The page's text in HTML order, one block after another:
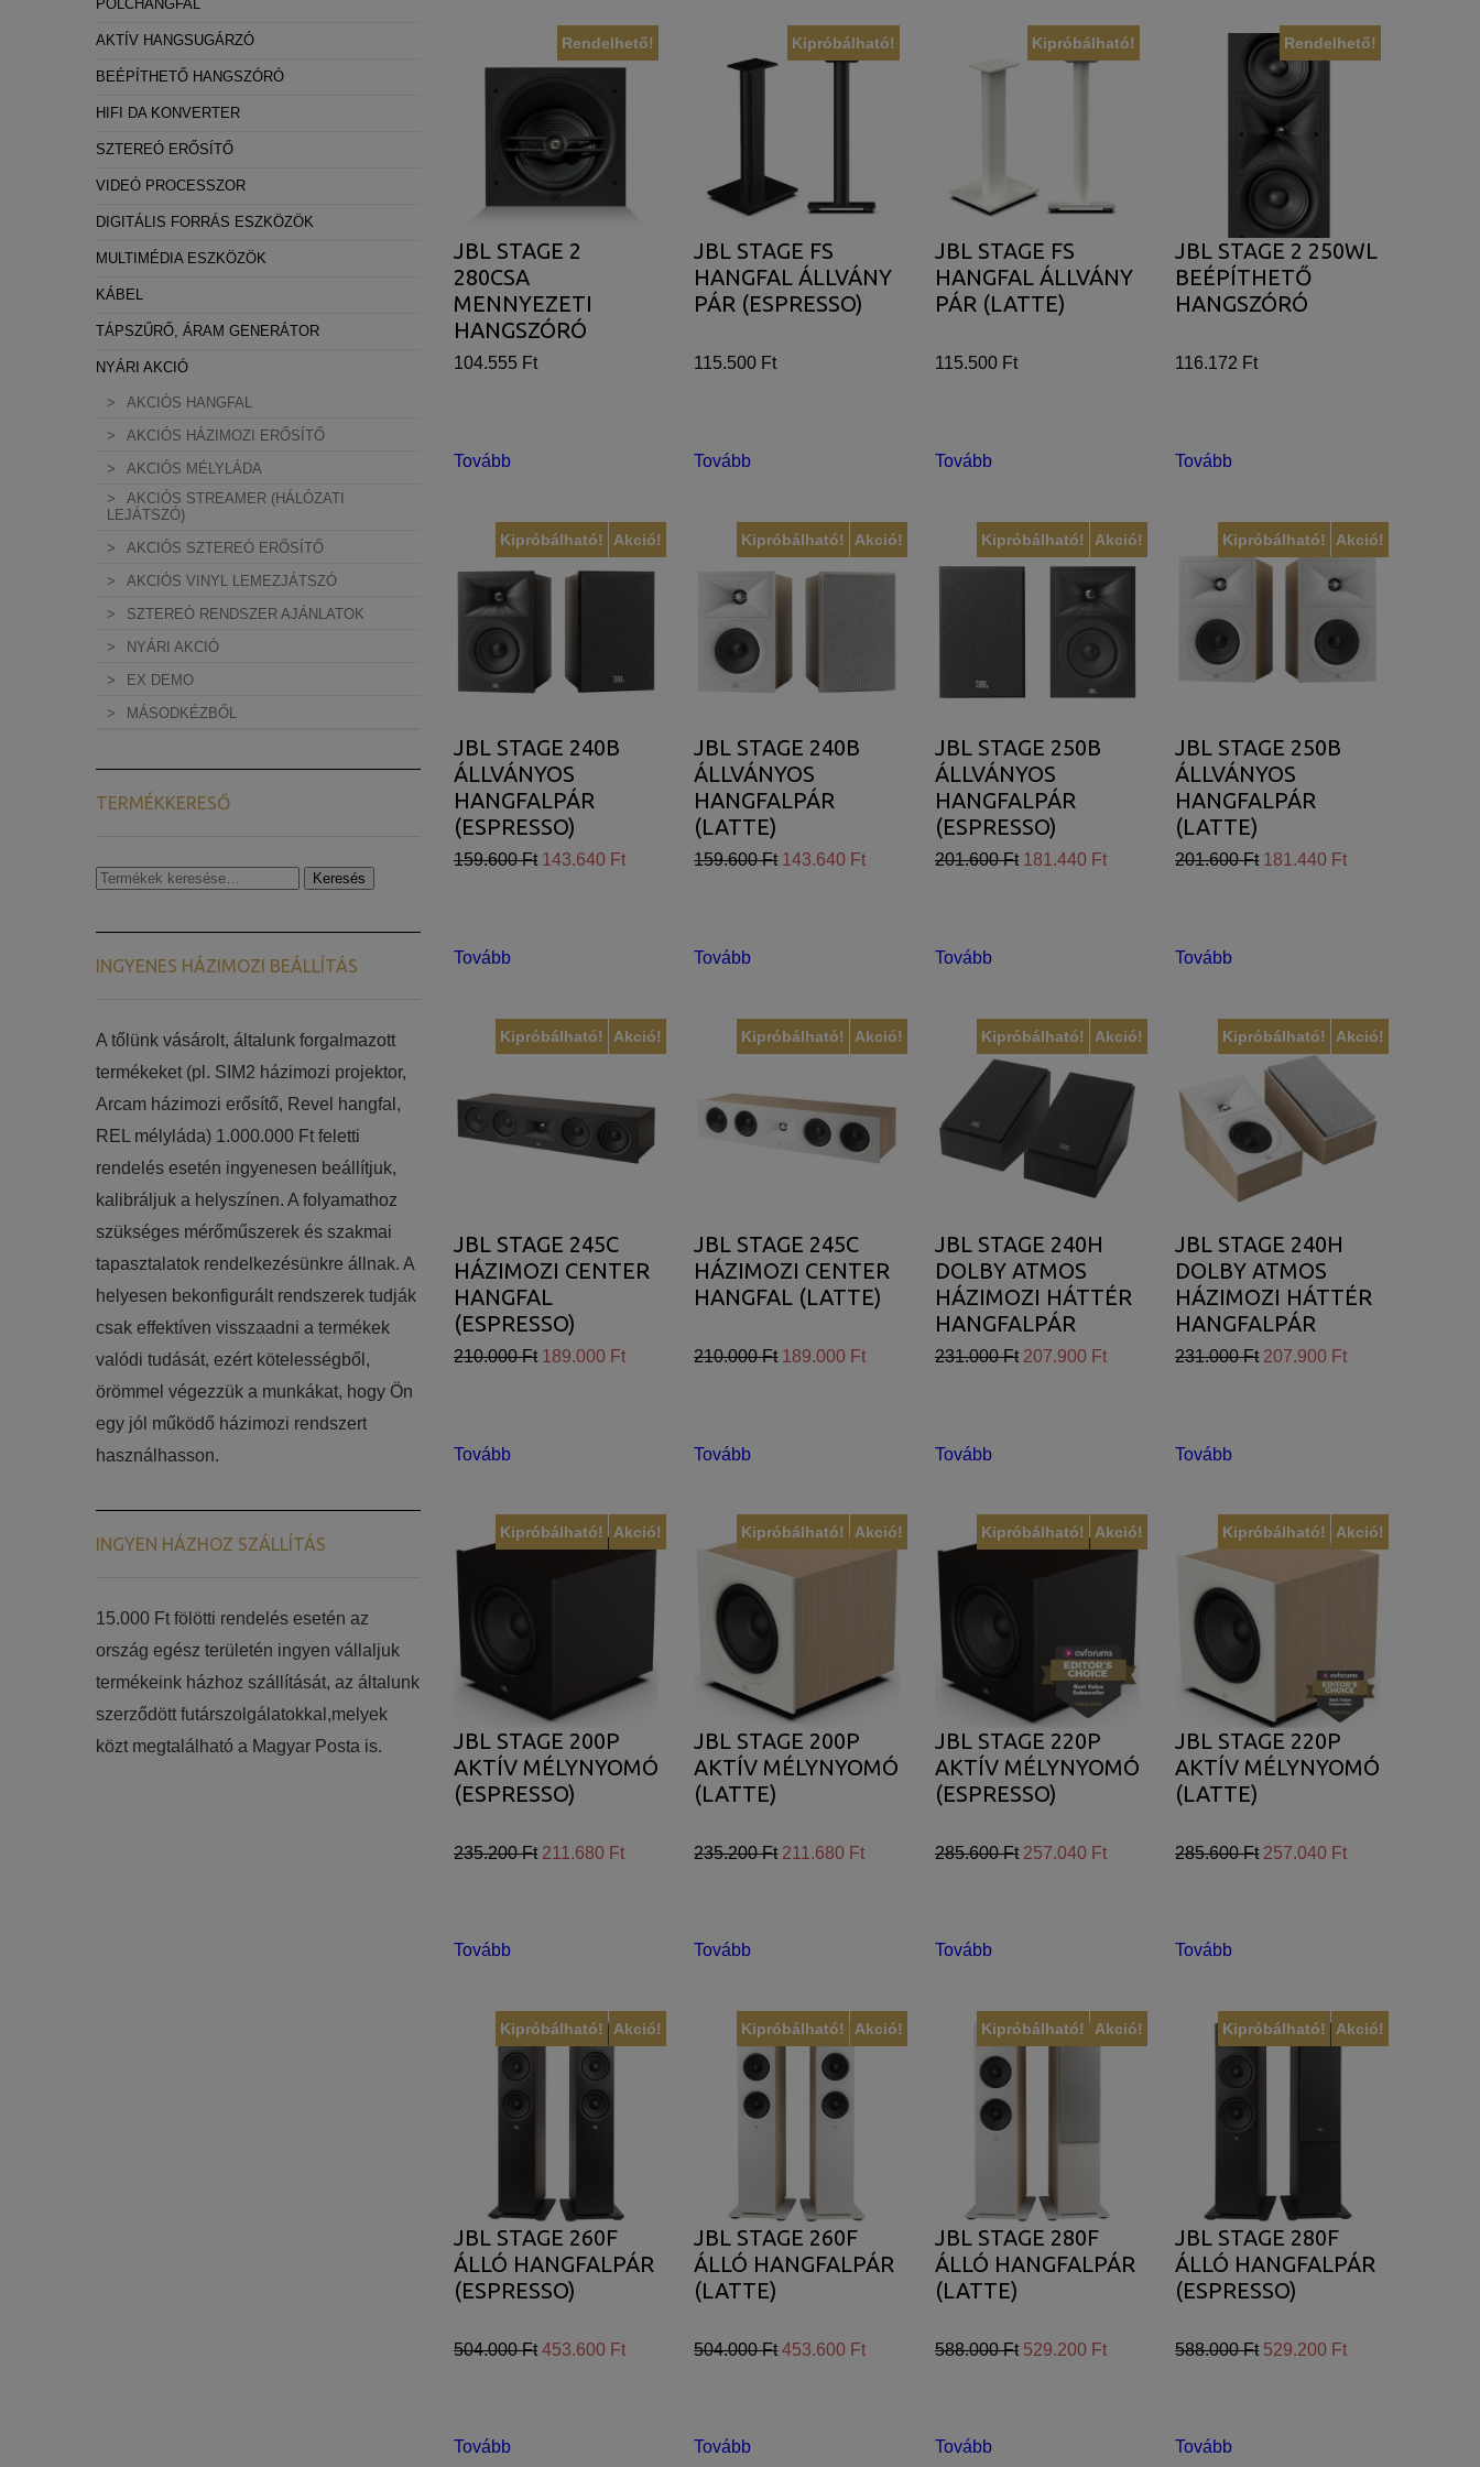
Rendelhető!
JBL STAGE 2
280CSA
MENNYEZETI
HANGSZÓRÓ
104.555 Ft
Tovább
Kipróbálható!
JBL STAGE FS
HANGFAL ÁLLVÁNY
PÁR (ESPRESSO)
115.500 Ft
Tovább
Kipróbálható!
JBL STAGE FS
HANGFAL ÁLLVÁNY
PÁR (LATTE)
115.500 Ft
Tovább
Rendelhető!
JBL STAGE 2 250WL
BEÉPÍTHETŐ
HANGSZÓRÓ
116.172 Ft
Tovább
Akció!
Kipróbálható!
JBL STAGE 240B
ÁLLVÁNYOS
HANGFALPÁR
(ESPRESSO)
159.600 Ft 143.640 Ft
Tovább
Akció!
Kipróbálható!
JBL STAGE 240B
ÁLLVÁNYOS
HANGFALPÁR
(LATTE)
159.600 Ft 143.640 Ft
Tovább
Akció!
Kipróbálható!
JBL STAGE 250B
ÁLLVÁNYOS
HANGFALPÁR
(ESPRESSO)
201.600 Ft 181.440 Ft
Tovább
Akció!
Kipróbálható!
JBL STAGE 250B
ÁLLVÁNYOS
HANGFALPÁR
(LATTE)
201.600 Ft 181.440 Ft
Tovább
Akció!
Kipróbálható!
JBL STAGE 245C
HÁZIMOZI CENTER
HANGFAL
(ESPRESSO)
210.000 Ft 189.000 Ft
Tovább
Akció!
Kipróbálható!
JBL STAGE 245C
HÁZIMOZI CENTER
HANGFAL (LATTE)
210.000 Ft 189.000 Ft
Tovább
Akció!
Kipróbálható!
JBL STAGE 240H
DOLBY ATMOS
HÁZIMOZI HÁTTÉR
HANGFALPÁR
(ESPRESSO)
231.000 Ft 207.900 Ft
Tovább
Akció!
Kipróbálható!
JBL STAGE 240H
DOLBY ATMOS
HÁZIMOZI HÁTTÉR
HANGFALPÁR
(LATTE)
231.000 Ft 207.900 Ft
Tovább
Akció!
Kipróbálható!
JBL STAGE 200P
AKTÍV MÉLYNYOMÓ
(ESPRESSO)
235.200 Ft 211.680 Ft
Tovább
Akció!
Kipróbálható!
JBL STAGE 200P
AKTÍV MÉLYNYOMÓ
(LATTE)
235.200 Ft 211.680 Ft
Tovább
Akció!
Kipróbálható!
JBL STAGE 220P
AKTÍV MÉLYNYOMÓ
(ESPRESSO)
285.600 Ft 257.040 Ft
Tovább
Akció!
Kipróbálható!
JBL STAGE 220P
AKTÍV MÉLYNYOMÓ
(LATTE)
285.600 Ft 257.040 Ft
Tovább
Akció!
Kipróbálható!
JBL STAGE 260F
ÁLLÓ HANGFALPÁR
(ESPRESSO)
504.000 Ft 453.600 Ft
Tovább
Akció!
Kipróbálható!
JBL STAGE 260F
ÁLLÓ HANGFALPÁR
(LATTE)
504.000 Ft 453.600 Ft
Tovább
Akció!
Kipróbálható!
JBL STAGE 280F
ÁLLÓ HANGFALPÁR
(LATTE)
588.000 Ft 529.200 Ft
Tovább
Akció!
Kipróbálható!
JBL STAGE 280F
ÁLLÓ HANGFALPÁR
(ESPRESSO)
588.000 Ft 529.200 Ft
Tovább
POLCHANGFAL
AKTÍV HANGSUGÁRZÓ
BEÉPÍTHETŐ HANGSZÓRÓ
HIFI DA KONVERTER
SZTEREÓ ERŐSÍTŐ
VIDEÓ PROCESSZOR
DIGITÁLIS FORRÁS ESZKÖZÖK
MULTIMÉDIA ESZKÖZÖK
KÁBEL
TÁPSZŰRŐ, ÁRAM GENERÁTOR
NYÁRI AKCIÓ
AKCIÓS HANGFAL
AKCIÓS HÁZIMOZI ERŐSÍTŐ
AKCIÓS MÉLYLÁDA
AKCIÓS STREAMER (HÁLÓZATI
LEJÁTSZÓ)
AKCIÓS SZTEREÓ ERŐSÍTŐ
AKCIÓS VINYL LEMEZJÁTSZÓ
SZTEREÓ RENDSZER AJÁNLATOK
NYÁRI AKCIÓ
EX DEMO
MÁSODKÉZBŐL
TERMÉKKERESŐ
Keresés
Keresés
INGYENES HÁZIMOZI BEÁLLÍTÁS
​​A tőlünk vásárolt, általunk forgalmazott
termékeket (pl. SIM2 házimozi projektor,
Arcam házimozi erősítő, Revel hangfal,
REL mélyláda) 1.000.000 Ft feletti
rendelés esetén ingyenesen beállítjuk,
kalibráljuk a helyszínen. A folyamathoz
szükséges mérőműszerek és szakmai
tapasztalatok rendelkezésünkre állnak. A
helyesen bekonfigurált rendszerek tudják
csak effektíven visszaadni a termékek
valódi tudását, ezért kötelességből,
örömmel végezzük a munkákat, hogy Ön
egy jól működő házimozi rendszert
használhasson.
INGYEN HÁZHOZ SZÁLLÍTÁS
15.000 Ft fölötti rendelés esetén az
ország egész területén ingyen vállaljuk
termékeink házhoz szállítását, az általunk
szerződött futárszolgálatokkal,melyek
közt megtalálható a Magyar Posta is.